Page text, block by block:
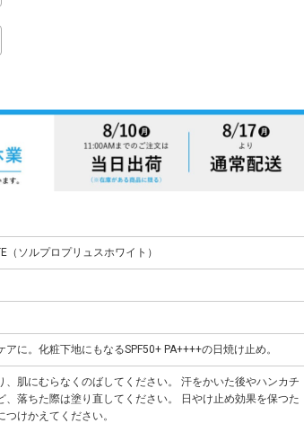
（ソルプロプリュスホワイト）
アに。化粧下地にもなるSPF50+ PA++++の日焼け止め。
、肌にむらなくのばしてください。 汗をかいた後やハンカチ
、落ちた際は塗り直してください。 日やけ止め効果を保つた
つけかえてください。